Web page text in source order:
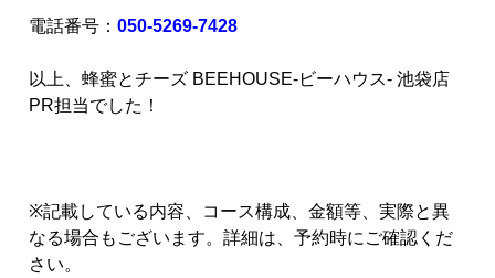
電話番号： 050-5269-7428
以上、蜂蜜とチーズ BEEHOUSE-ビーハウス- 池袋店
PR担当でした！
※記載している内容、コース構成、金額等、実際と異
なる場合もございます。詳細は、予約時にご確認くだ
さい。